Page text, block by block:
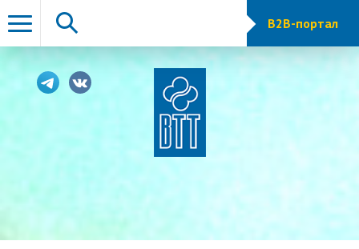
B2B-портал